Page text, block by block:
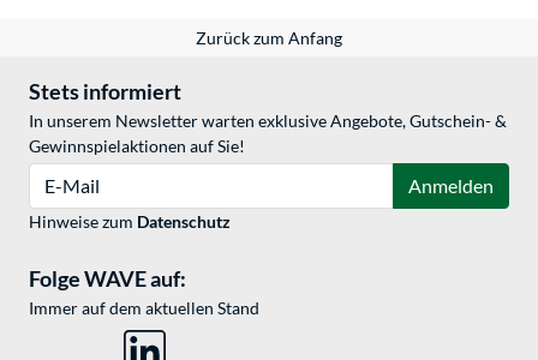
Zurück zum Anfang
Stets informiert
In unserem Newsletter warten exklusive Angebote, Gutschein- &
Gewinnspielaktionen auf Sie!
Anmelden
Hinweise zum Datenschutz
Folge WAVE auf:
Immer auf dem aktuellen Stand